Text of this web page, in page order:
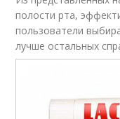
полости рта,
пользователи
лучше остальных